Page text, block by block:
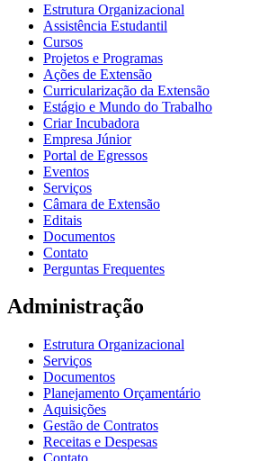
Estrutura Organizacional
Assistência Estudantil
Cursos
Projetos e Programas
Ações de Extensão
Curricularização da Extensão
Estágio e Mundo do Trabalho
Criar Incubadora
Empresa Júnior
Portal de Egressos
Eventos
Serviços
Câmara de Extensão
Editais
Documentos
Contato
Perguntas Frequentes
Administração
Estrutura Organizacional
Serviços
Documentos
Planejamento Orçamentário
Aquisições
Gestão de Contratos
Receitas e Despesas